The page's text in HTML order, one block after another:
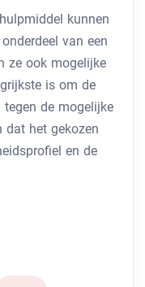
kunnen
van een
ze ook mogelijke
is om de
de mogelijke
dat het gekozen
en de